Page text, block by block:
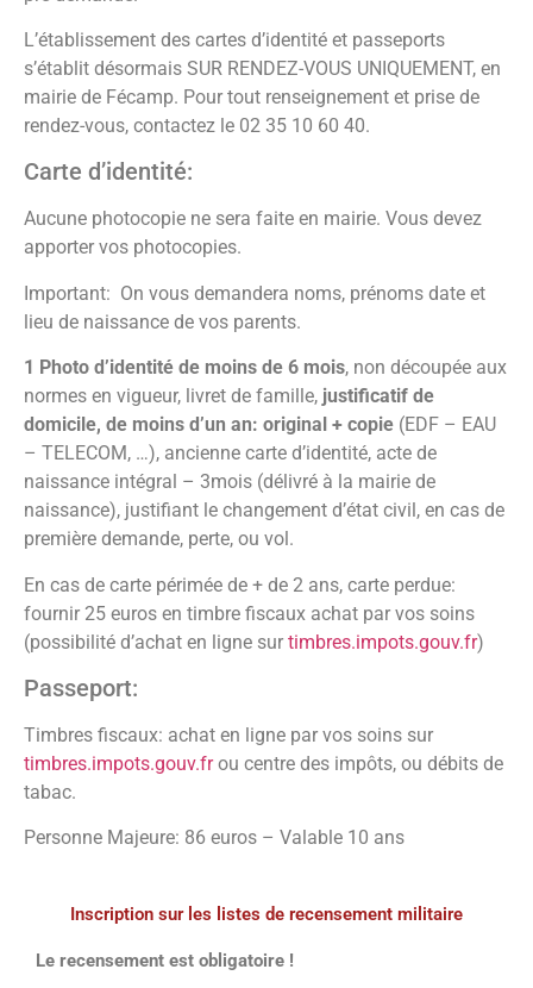
L’établissement des cartes d’identité et passeports
s’établit désormais SUR RENDEZ-VOUS UNIQUEMENT, en
mairie de Fécamp. Pour tout renseignement et prise de
rendez-vous, contactez le 02 35 10 60 40.
Carte d’identité:
Aucune photocopie ne sera faite en mairie. Vous devez
apporter vos photocopies.
Important: On vous demandera noms, prénoms date et
lieu de naissance de vos parents.
1 Photo d’identité de moins de 6 mois, non découpée aux
normes en vigueur, livret de famille, justificatif de
domicile, de moins d’un an: original + copie (EDF – EAU
– TELECOM, …), ancienne carte d’identité, acte de
naissance intégral – 3mois (délivré à la mairie de
naissance), justifiant le changement d’état civil, en cas de
première demande, perte, ou vol.
En cas de carte périmée de + de 2 ans, carte perdue:
fournir 25 euros en timbre fiscaux achat par vos soins
(possibilité d’achat en ligne sur timbres.impots.gouv.fr)
Passeport:
Timbres fiscaux: achat en ligne par vos soins sur
timbres.impots.gouv.frou centre des impôts, ou débits de
tabac.
Personne Majeure: 86 euros – Valable 10 ans
Inscription sur les listes de recensement militaire
Le recensement est obligatoire !